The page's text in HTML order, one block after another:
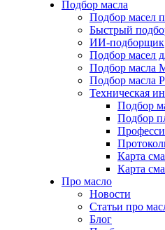
Подбор масла
Подбор масел
Быстрый
ИИ-подборщик
Подбор масел
Подбор масла
Подбор масла
Техническая
Подбор
Подбор
Карта
Карта
Про масло
Новости
Статьи про
Блог